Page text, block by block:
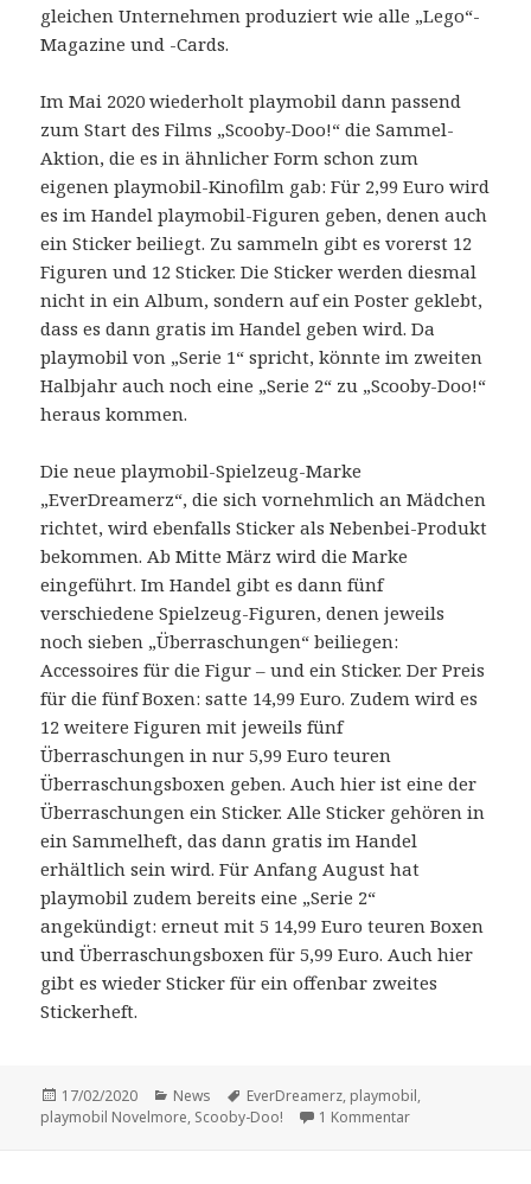
gleichen Unternehmen produziert wie alle „Lego“-
Magazine und -Cards.
Im Mai 2020 wiederholt playmobil dann passend
zum Start des Films „Scooby-Doo!“ die Sammel-
Aktion, die es in ähnlicher Form schon zum
eigenen playmobil-Kinofilm gab: Für 2,99 Euro wird
es im Handel playmobil-Figuren geben, denen auch
ein Sticker beiliegt. Zu sammeln gibt es vorerst 12
Figuren und 12 Sticker. Die Sticker werden diesmal
nicht in ein Album, sondern auf ein Poster geklebt,
dass es dann gratis im Handel geben wird. Da
playmobil von „Serie 1“ spricht, könnte im zweiten
Halbjahr auch noch eine „Serie 2“ zu „Scooby-Doo!“
heraus kommen.
Die neue playmobil-Spielzeug-Marke
„EverDreamerz“, die sich vornehmlich an Mädchen
richtet, wird ebenfalls Sticker als Nebenbei-Produkt
bekommen. Ab Mitte März wird die Marke
eingeführt. Im Handel gibt es dann fünf
verschiedene Spielzeug-Figuren, denen jeweils
noch sieben „Überraschungen“ beiliegen:
Accessoires für die Figur – und ein Sticker. Der Preis
für die fünf Boxen: satte 14,99 Euro. Zudem wird es
12 weitere Figuren mit jeweils fünf
Überraschungen in nur 5,99 Euro teuren
Überraschungsboxen geben. Auch hier ist eine der
Überraschungen ein Sticker. Alle Sticker gehören in
ein Sammelheft, das dann gratis im Handel
erhältlich sein wird. Für Anfang August hat
playmobil zudem bereits eine „Serie 2“
angekündigt: erneut mit 5 14,99 Euro teuren Boxen
und Überraschungsboxen für 5,99 Euro. Auch hier
gibt es wieder Sticker für ein offenbar zweites
Stickerheft.
Veröffentlicht
am
17/02/2020 Kategorien
News Schlagwörter
EverDreamerz, playmobil,
playmobil Novelmore, Scooby-Doo! 1 Kommentarzu playmobil